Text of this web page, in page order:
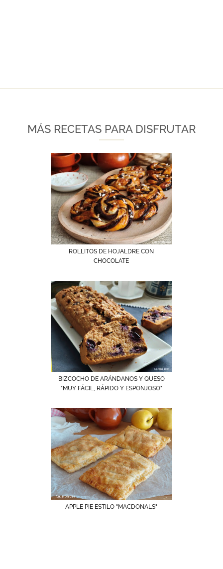
MÁS RECETAS PARA DISFRUTAR
ROLLITOS DE HOJALDRE CON
CHOCOLATE
BIZCOCHO DE ARÁNDANOS Y QUESO
"MUY FÁCIL, RÁPIDO Y ESPONJOSO"
APPLE PIE ESTILO "MACDONALS"